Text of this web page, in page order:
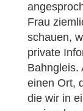
Frau
schauen,
private
Bahngleis.
einen Ort,
die wir in